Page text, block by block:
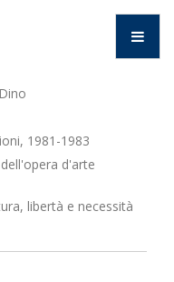
1981-1983
d'arte
libertà e necessità